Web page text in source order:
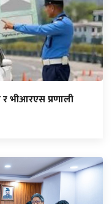
भीआरएस प्रणाली